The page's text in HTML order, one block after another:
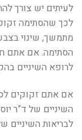
לעיתים יש צורך
לכך שהסתימה
מתמשך, שינוי
הסתימה. אם אתם
לרופא השיניים
אם אתם זקוקים
השיניים של ד”ר
לבריאות השיניים